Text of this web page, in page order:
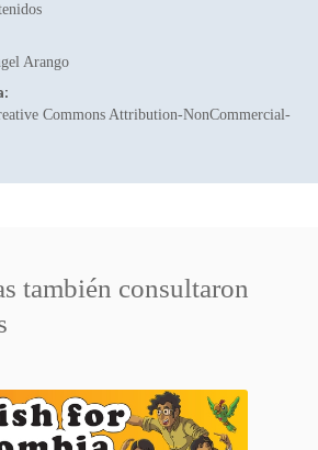
Arango
Commons Attribution-NonCommercial-
también consultaron